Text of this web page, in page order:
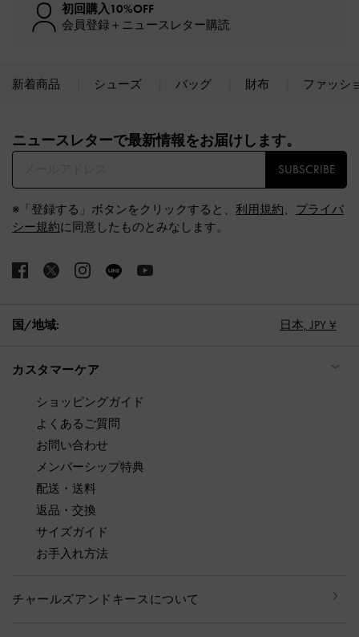
初回購入10%OFF
会員登録＋ニュースレター購読
新着商品 シューズ バッグ 財布 ファッシ
ニュースレターで最新情報をお届けします。​
SUBSCRIBE
※「登録する」ボタンをクリックすると、 利用規約、 プライバ
シー規約に同意したものとみなします。
国/地域: 日本, JPY ¥
カスタマーケア
ショッピングガイド
よくあるご質問
お問い合わせ
メンバーシップ特典
配送・送料
返品・交換
サイズガイド
お手入れ方法
チャールズアンドキースについて